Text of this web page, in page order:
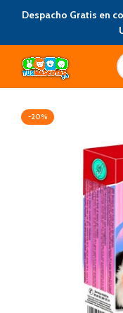
Despacho Gratis en
-20%